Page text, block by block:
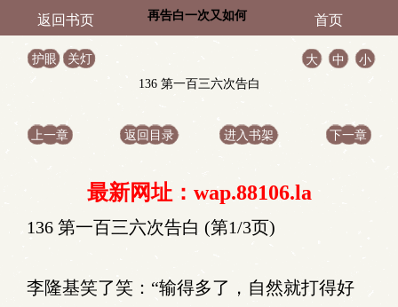
返回书页 再告白一次又如何 首页
护眼 关灯 大 中
小
136 第一百三六次告白
上一章 返回目录 进入书架 下一章
最新网址：wap.88106.la
136 第一百三六次告白 (第1/3页)
李隆基笑了笑：“输得多了，自然就打得好